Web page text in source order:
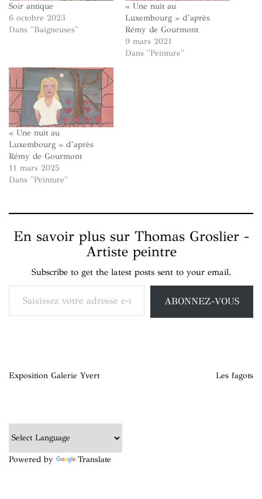
Soir antique
6 octobre 2023
Dans "Baigneuses"
« Une nuit au
Luxembourg » d’après
Rémy de Gourmont
9 mars 2021
Dans "Peinture"
« Une nuit au
Luxembourg » d’après
Rémy de Gourmont
11 mars 2025
Dans "Peinture"
En savoir plus sur Thomas Groslier -
Artiste peintre
Subscribe to get the latest posts sent to your email.
Saisissez votre adresse e-mail…
ABONNEZ-VOUS
Navigation
Exposition Galerie Yvert Les fagots
Powered by Translate